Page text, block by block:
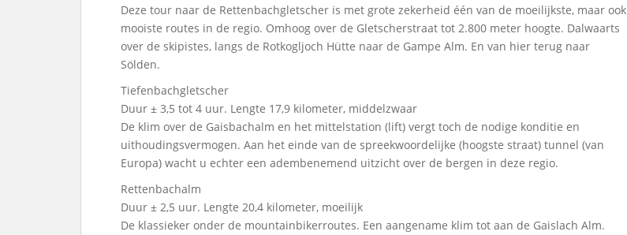
Deze tour naar de Rettenbachgletscher is met grote zekerheid één van de moeilijkste, maar ook
mooiste routes in de regio. Omhoog over de Gletscherstraat tot 2.800 meter hoogte. Dalwaarts
over de skipistes, langs de Rotkogljoch Hütte naar de Gampe Alm. En van hier terug naar
Sölden.
Tiefenbachgletscher
Duur ± 3,5 tot 4 uur. Lengte 17,9 kilometer, middelzwaar
De klim over de Gaisbachalm en het mittelstation (lift) vergt toch de nodige konditie en
uithoudingsvermogen. Aan het einde van de spreekwoordelijke (hoogste straat) tunnel (van
Europa) wacht u echter een adembenemend uitzicht over de bergen in deze regio.
Rettenbachalm
Duur ± 2,5 uur. Lengte 20,4 kilometer, moeilijk
De klassieker onder de mountainbikerroutes. Een aangename klim tot aan de Gaislach Alm.